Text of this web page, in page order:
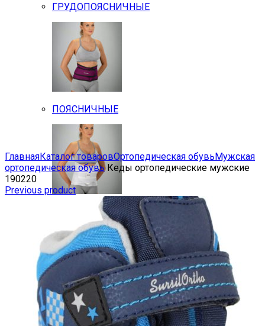
ГРУДОПОЯСНИЧНЫЕ
ПОЯСНИЧНЫЕ
ПОЯСНИЧНО-КРЕСТЦОВЫЕ
РЕКЛИНАТОРЫ
ГлавнаяКаталог товаровОртопедическая обувьМужская
ортопедическая обувьКеды ортопедические мужские
190220
Previous product